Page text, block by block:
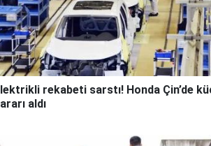
rekabeti sarstı! Honda Çin’de
aldı